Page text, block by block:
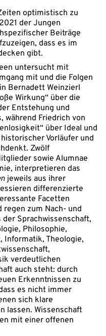
optimistisch zu
der Jungen
Beiträge
dass es im
gibt.
untersucht mit
mit und die Folgen
Bernadett Weinzierl
Wirkung“ über die
Entstehung und
während Friedrich von
über Ideal und
Vorläufer und
Zwölf
sowie Alumnae
interpretieren das
jeweils aus ihrer
differenzierte
Facetten
regen zum Nach- und
Sprachwissenschaft,
Philosophie,
Informatik, Theologie,
verdeutlichen
auch steht: durch
Erkenntnissen zu
es nicht immer
sich klare
lassen. Wissenschaft
mit einer offenen